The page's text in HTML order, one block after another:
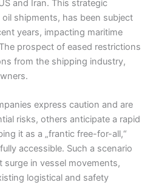
and Iran. This strategic
shipments, has been subject
years, impacting maritime
prospect of eased restrictions
from the shipping industry,
express caution and are
risks, others anticipate a rapid
it as a „frantic free-for-all,“
accessible. Such a scenario
surge in vessel movements,
logistical and safety